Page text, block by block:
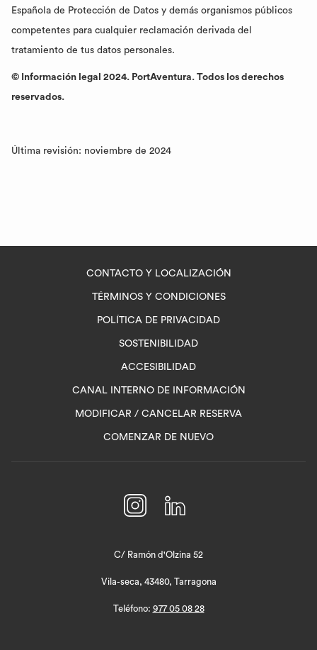
Española de Protección de Datos y demás organismos públicos
competentes para cualquier reclamación derivada del
tratamiento de tus datos personales.
© Información legal 2024. PortAventura. Todos los derechos
reservados.
Última revisión: noviembre de 2024
CONTACTO Y LOCALIZACIÓN
TÉRMINOS Y CONDICIONES
POLÍTICA DE PRIVACIDAD
SOSTENIBILIDAD
ACCESIBILIDAD
CANAL INTERNO DE INFORMACIÓN
MODIFICAR / CANCELAR RESERVA
COMENZAR DE NUEVO
C/ Ramón d'Olzina 52
Vila-seca, 43480, Tarragona
Teléfono: 977 05 08 28